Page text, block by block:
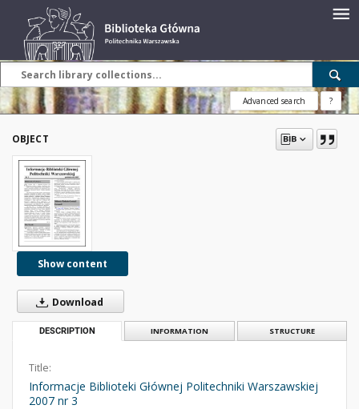
Advanced search ?
OBJECT
Show content
Download
DESCRIPTION INFORMATION STRUCTURE
Title:
Informacje Biblioteki Głównej Politechniki Warszawskiej
2007 nr 3